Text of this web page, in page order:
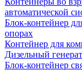
автоматической
Блок-контейнер
опорах
Контейнер для
Дизельный
Блок-контейнер